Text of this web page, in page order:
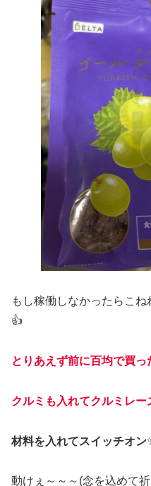
もし稼働しなかったらこ
👍
とりあえず前に百均で買っ
クルミも入れてクルミレー
材料を入れてスイッチオン
動けぇ～～～(念を込めて